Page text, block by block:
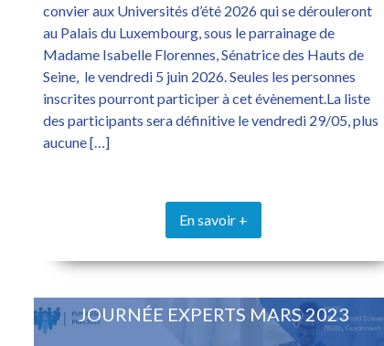
convier aux Universités d’été 2026 qui se dérouleront
au Palais du Luxembourg, sous le parrainage de
Madame Isabelle Florennes, Sénatrice des Hauts de
Seine, le vendredi 5 juin 2026. Seules les personnes
inscrites pourront participer à cet évènement.La liste
des participants sera définitive le vendredi 29/05, plus
aucune […]
En savoir +
JOURNÉE EXPERTS MARS 2023